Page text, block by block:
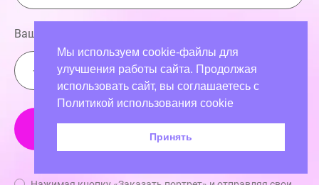
8 800 707 17 48
Ваш номер телефона
Мы используем cookie-файлы для
улучшения работы сайта. Продолжая
использовать сайт, вы соглашаетесь с
Политикой использования cookie
Принять